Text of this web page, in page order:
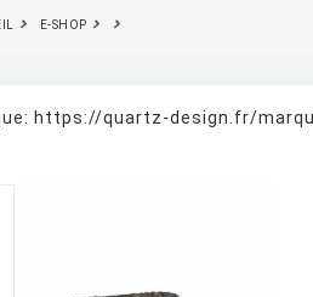
E-SHOP
https://quartz-design.fr/